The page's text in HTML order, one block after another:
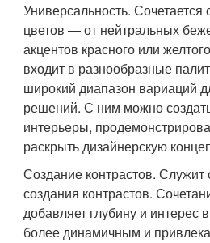
Универсальность.
цветов — от нейтральных
акцентов красного или
входит в разнообразные
широкий диапазон вариаций
решений. С ним можно
интерьеры,
раскрыть дизайнерскую
Создание контрастов.
создания контрастов.
добавляет глубину и интерес
более динамичным и